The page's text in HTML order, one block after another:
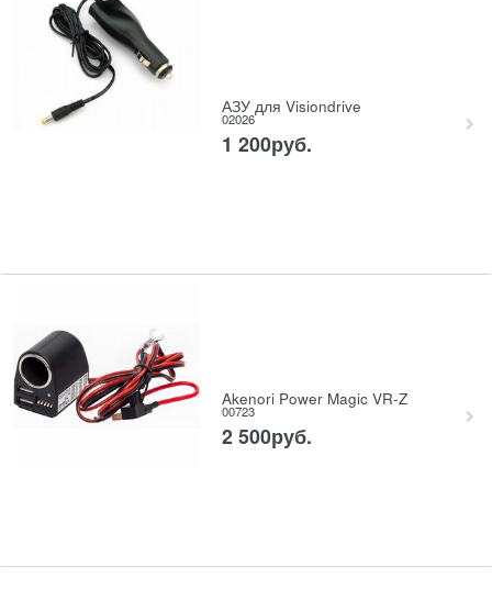
АЗУ для Visiondrive
02026
1 200руб.
Akenori Power Magic VR-Z
00723
2 500руб.